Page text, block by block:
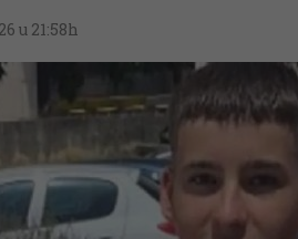
u 21:58h